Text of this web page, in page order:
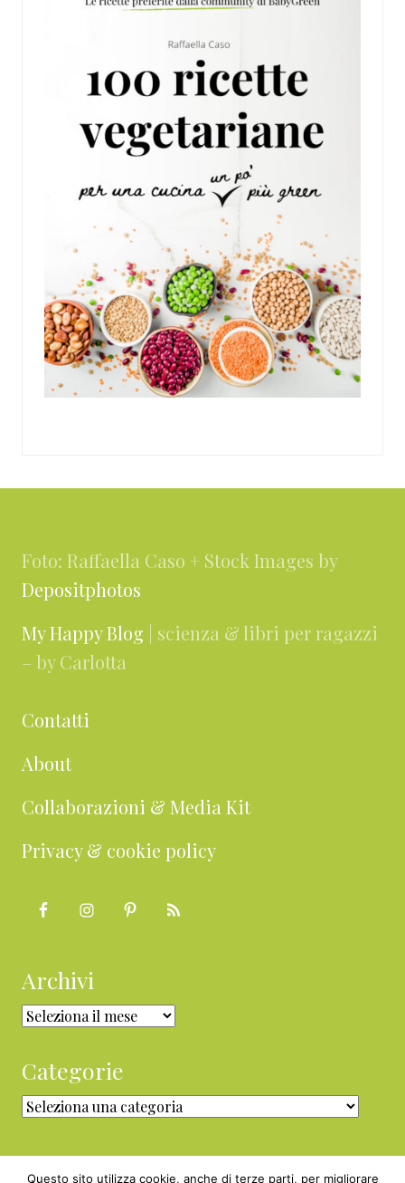
Foto: Raffaella Caso + Stock Images by
Depositphotos
My Happy Blog | scienza & libri per ragazzi
– by Carlotta
Contatti
About
Collaborazioni & Media Kit
Privacy & cookie policy
Archivi
Archivi
Categorie
Categorie
Questo sito utilizza cookie, anche di terze parti, per migliorare